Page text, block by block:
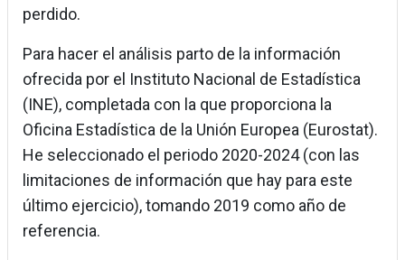
perdido.
Para hacer el análisis parto de la información
ofrecida por el Instituto Nacional de Estadística
(INE), completada con la que proporciona la
Oficina Estadística de la Unión Europea (Eurostat).
He seleccionado el periodo 2020-2024 (con las
limitaciones de información que hay para este
último ejercicio), tomando 2019 como año de
referencia.